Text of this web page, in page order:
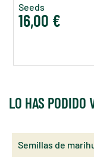
Seeds
16,00 €
LO HAS PODIDO
Semillas de